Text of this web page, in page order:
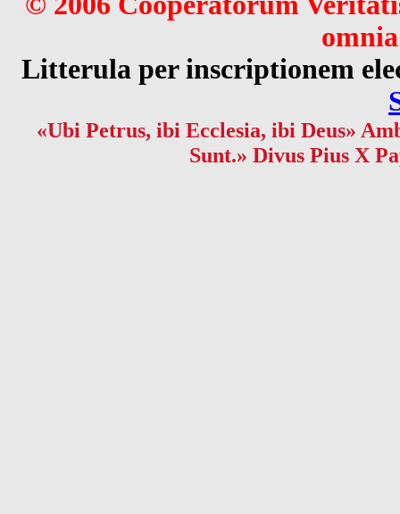
Litterula per inscriptionem
«Ubi Petrus, ibi Ecclesia, ibi Deus»
Sunt.» Divus Pius X